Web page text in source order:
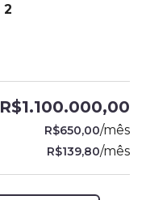
2
R$1.100.000,00
R$650,00/mês
R$139,80/mês